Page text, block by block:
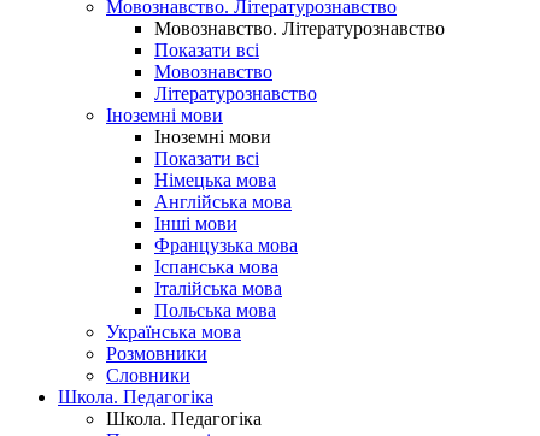
Мовознавство. Літературознавство
Мовознавство. Літературознавство
Показати всі
Мовознавство
Літературознавство
Іноземні мови
Іноземні мови
Показати всі
Німецька мова
Англійська мова
Інші мови
Французька мова
Іспанська мова
Італійська мова
Польська мова
Українська мова
Розмовники
Словники
Школа. Педагогіка
Школа. Педагогіка